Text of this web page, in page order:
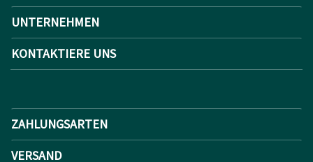
UNTERNEHMEN
KONTAKTIERE UNS
ZAHLUNGSARTEN
VERSAND